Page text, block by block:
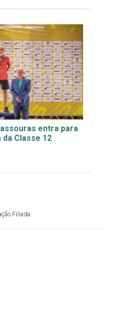
entra para
Classe 12
Filiada